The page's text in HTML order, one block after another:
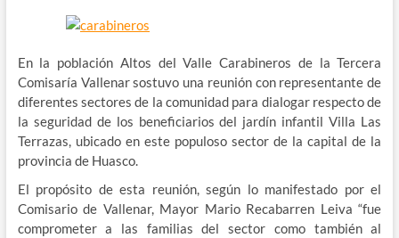
En la población Altos del Valle Carabineros de la Tercera
Comisaría Vallenar sostuvo una reunión con representante de
diferentes sectores de la comunidad para dialogar respecto de
la seguridad de los beneficiarios del jardín infantil Villa Las
Terrazas, ubicado en este populoso sector de la capital de la
provincia de Huasco.
El propósito de esta reunión, según lo manifestado por el
Comisario de Vallenar, Mayor Mario Recabarren Leiva “fue
comprometer a las familias del sector como también al